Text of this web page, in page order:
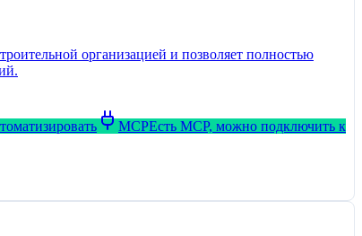
организацией и позволяет полностью
MCPЕсть MCP, можно подключить к